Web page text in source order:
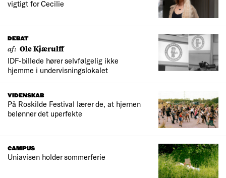
vigtigt for Cecilie
DEBAT
af: Ole Kjærulff
IDF-billede hører selvfølgelig ikke
hjemme i undervisningslokalet
VIDENSKAB
På Roskilde Festival lærer de, at hjernen
belønner det uperfekte
CAMPUS
Uniavisen holder sommerferie